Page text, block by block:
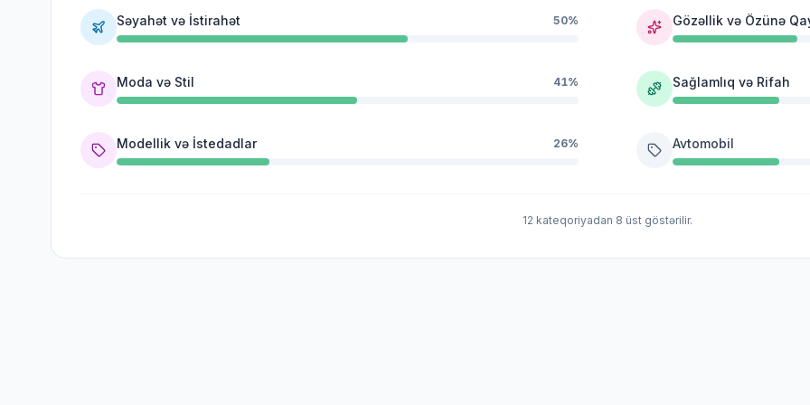
Səyahət və İstirahət 50%
Moda və Stil 41%
Modellik və İstedadlar 26%
Gözəllik və Özünə
Sağlamlıq və Rifah
Avtomobil
12 kateqoriyadan 8 üst göstərilir.